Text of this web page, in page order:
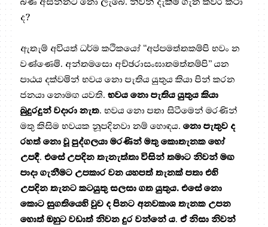
ද?
ඇතැම් අවියත් ධර්ම කථිකයෝ “අප්පමත්තකම්පි භවං න
වණ්ණෙමි. අන්තමසො අච්ඡරාසංඝාතමත්තම්පි” යන
පාඨය දක්වමින් භවය නො පැතිය යුතුය කියා පින් කරන
ජනයා නොමඟ යවති.භවය නො පැතිය යුතුය කියා
බුදුරදුන් වදාරා නැත. භවය නො පතා සිටීමෙන් මරණින්
මතු කිසිම භවයක නූපදිනවා නම් හොඳය.නො පැතුව ද
රහත් නො වූ පුද්ගලයා මරණින් මතු කොතැනක හෝ
උපදී.එසේ උපදින තැනැත්තා විසින් තමාට නිවන් මඟ
පාදා ගැනීමට උපකාර වන යහපත් තැනක් පතා එහි
උපදින තැනට කටයුතු සලසා ගත යුතුය. එසේ නො
කොට සුගතියෙහි වුව ද පිනට අනවකාශ තැනක උපන
හොත් ඔහුට වඩාත් නිවන දුර වන්නේ ය.ඒ නිසා නිවන්